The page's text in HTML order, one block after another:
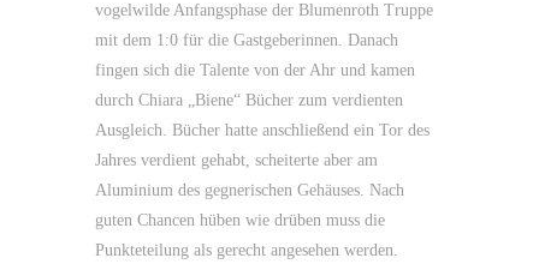
vogelwilde Anfangsphase der Blumenroth Truppe
mit dem 1:0 für die Gastgeberinnen. Danach
fingen sich die Talente von der Ahr und kamen
durch Chiara „Biene“ Bücher zum verdienten
Ausgleich. Bücher hatte anschließend ein Tor des
Jahres verdient gehabt, scheiterte aber am
Aluminium des gegnerischen Gehäuses. Nach
guten Chancen hüben wie drüben muss die
Punkteteilung als gerecht angesehen werden.